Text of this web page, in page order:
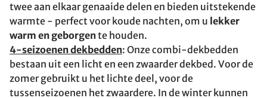
twee aan elkaar genaaide delen en bieden uitstekende
warmte - perfect voor koude nachten, om u lekker
warm en geborgente houden.
4-seizoenen dekbedden: Onze combi-dekbedden
bestaan uit een licht en een zwaarder dekbed. Voor de
zomer gebruikt u het lichte deel, voor de
tussenseizoenen het zwaardere. In de winter kunnen